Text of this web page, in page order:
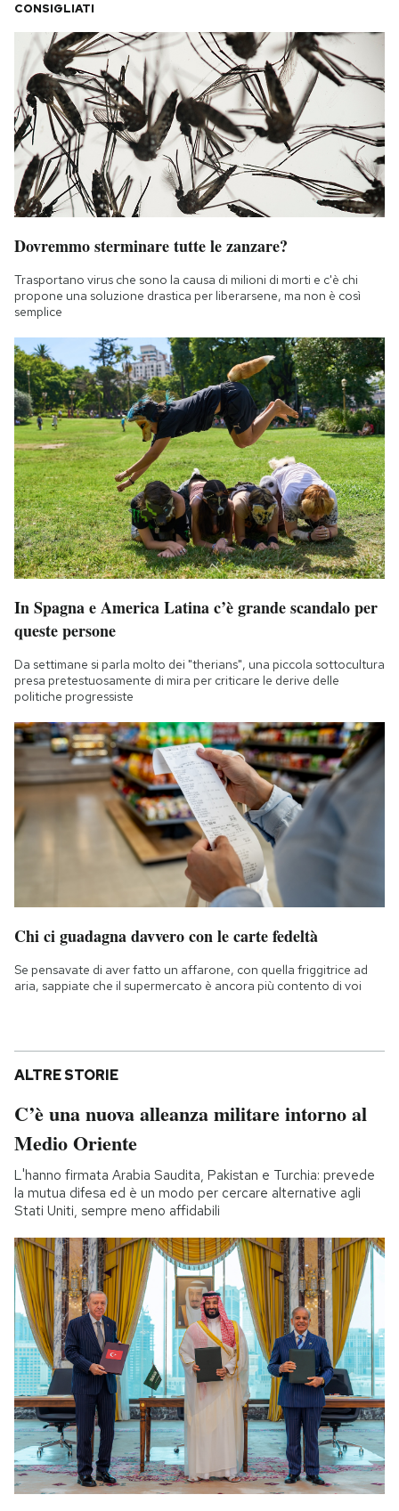
CONSIGLIATI
Dovremmo sterminare tutte le zanzare?
Trasportano virus che sono la causa di milioni di morti e c'è chi
propone una soluzione drastica per liberarsene, ma non è così
semplice
In Spagna e America Latina c’è grande scandalo per
queste persone
Da settimane si parla molto dei "therians", una piccola sottocultura
presa pretestuosamente di mira per criticare le derive delle
politiche progressiste
Chi ci guadagna davvero con le carte fedeltà
Se pensavate di aver fatto un affarone, con quella friggitrice ad
aria, sappiate che il supermercato è ancora più contento di voi
ALTRE STORIE
C’è una nuova alleanza militare intorno al
Medio Oriente
L'hanno firmata Arabia Saudita, Pakistan e Turchia: prevede
la mutua difesa ed è un modo per cercare alternative agli
Stati Uniti, sempre meno affidabili